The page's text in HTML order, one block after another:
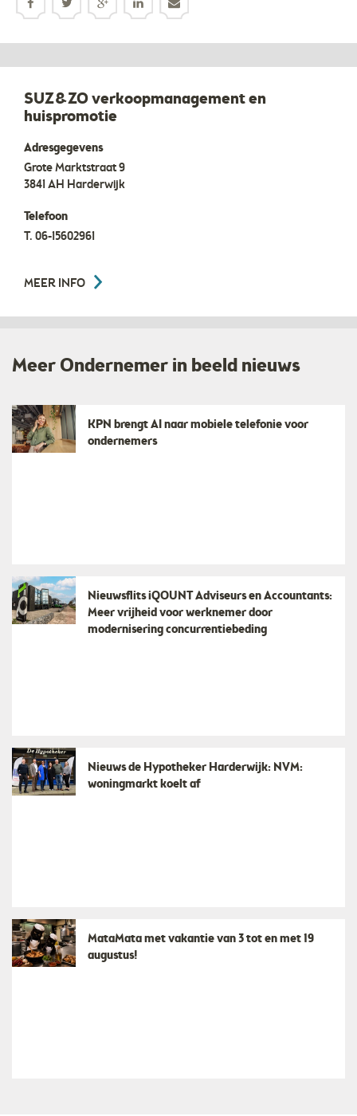
SUZ&ZO verkoopmanagement en
huispromotie
Adresgegevens
Grote Marktstraat 9
3841 AH Harderwijk
Telefoon
T. 06-15602961
MEER INFO
Meer Ondernemer in beeld nieuws
KPN brengt AI naar mobiele telefonie voor
ondernemers
Nieuwsflits iQOUNT Adviseurs en Accountants:
Meer vrijheid voor werknemer door
modernisering concurrentiebeding
Nieuws de Hypotheker Harderwijk: NVM:
woningmarkt koelt af
MataMata met vakantie van 3 tot en met 19
augustus!